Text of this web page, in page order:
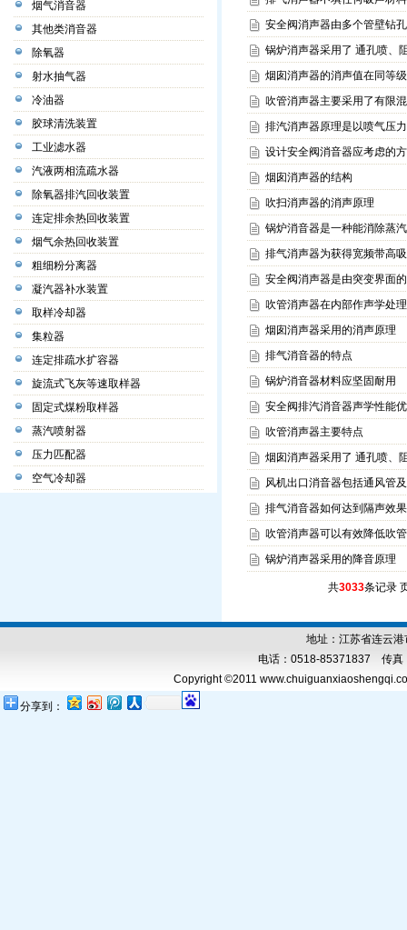
烟气消音器
其他类消音器
除氧器
射水抽气器
冷油器
胶球清洗装置
工业滤水器
汽液两相流疏水器
除氧器排汽回收装置
连定排余热回收装置
烟气余热回收装置
粗细粉分离器
凝汽器补水装置
取样冷却器
集粒器
连定排疏水扩容器
旋流式飞灰等速取样器
固定式煤粉取样器
蒸汽喷射器
压力匹配器
空气冷却器
安全阀消声器由多个管壁钻
锅炉消声器采用了 通孔喷、
烟囱消声器的消声值在同等
吹管消声器主要采用了有限
排汽消声器原理是以喷气压
设计安全阀消音器应考虑的
烟囱消声器的结构
吹扫消声器的消声原理
锅炉消音器是一种能消除蒸
排气消声器为获得宽频带高
安全阀消声器是由突变界面
吹管消声器在内部作声学处
烟囱消声器采用的消声原理
排气消音器的特点
锅炉消音器材料应坚固耐用
安全阀排汽消音器声学性能
吹管消声器主要特点
烟囱消声器采用了 通孔喷、
风机出口消音器包括通风管
排气消音器如何达到隔声效
吹管消声器可以有效降低吹
锅炉消声器采用的降音原理
共3033条记录
地址：江苏省连云
电话：0518-85371837 传
Copyright ©2011
分享到：